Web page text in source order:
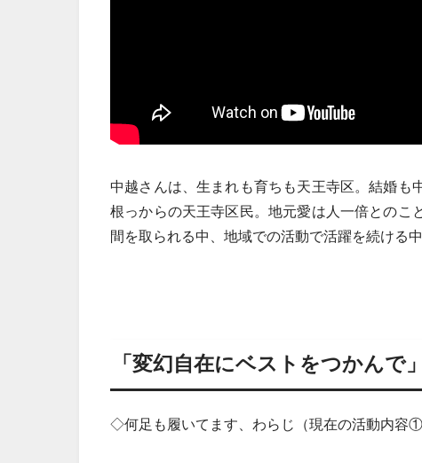
中越さんは、生まれも育ちも天王寺区。結婚も
根っからの天王寺区民。地元愛は人一倍とのこ
間を取られる中、地域での活動で活躍を続ける
「変幻自在にベストをつかんで」
◇何足も履いてます、わらじ（現在の活動内容①